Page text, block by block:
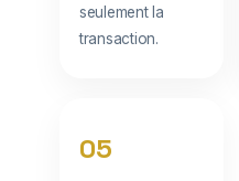
seulement la
transaction.
05